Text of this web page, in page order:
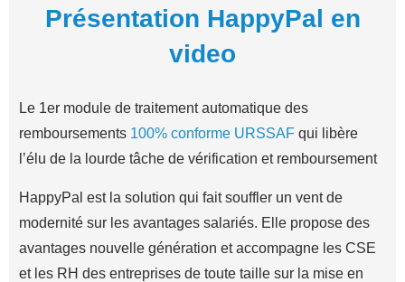
Présentation HappyPal en
video
Le 1er module de traitement automatique des
remboursements 100% conforme URSSAF qui libère
l’élu de la lourde tâche de vérification et remboursement
HappyPal est la solution qui fait souffler un vent de
modernité sur les avantages salariés. Elle propose des
avantages nouvelle génération et accompagne les CSE
et les RH des entreprises de toute taille sur la mise en